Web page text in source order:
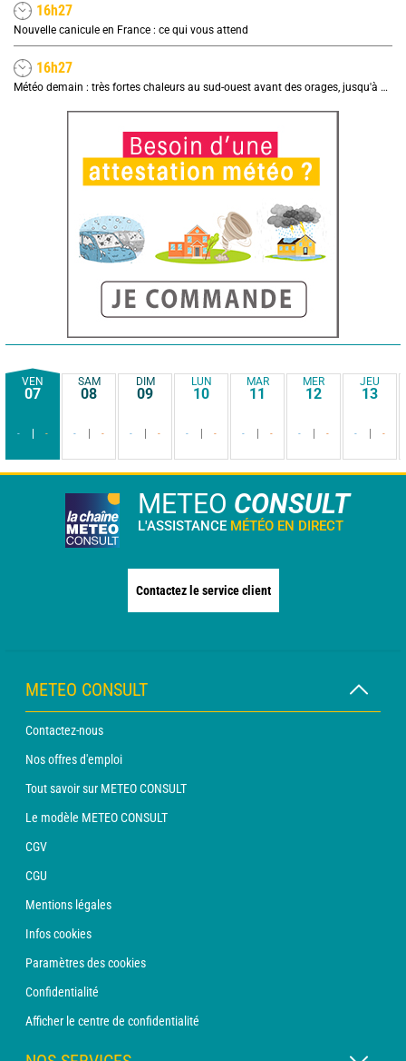
16h27
Nouvelle canicule en France : ce qui vous attend
16h27
Météo demain : très fortes chaleurs au sud-ouest avant des orages, jusqu'à 39°C
VEN
07
- -
SAM
08
- -
DIM
09
- -
LUN
10
- -
MAR
11
- -
MER
12
- -
JEU
13
- -
METEO CONSULT
L'ASSISTANCE MÉTÉO EN DIRECT
Contactez le service client
METEO CONSULT
Contactez-nous
Nos offres d'emploi
Tout savoir sur METEO CONSULT
Le modèle METEO CONSULT
CGV
CGU
Mentions légales
Infos cookies
Paramètres des cookies
Confidentialité
Afficher le centre de confidentialité